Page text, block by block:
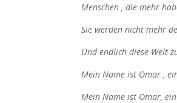
Menschen , die mehr
Sie werden nicht mehr
Und endlich diese Welt
Mein Name ist Omar ,
Mein Name ist Omar,